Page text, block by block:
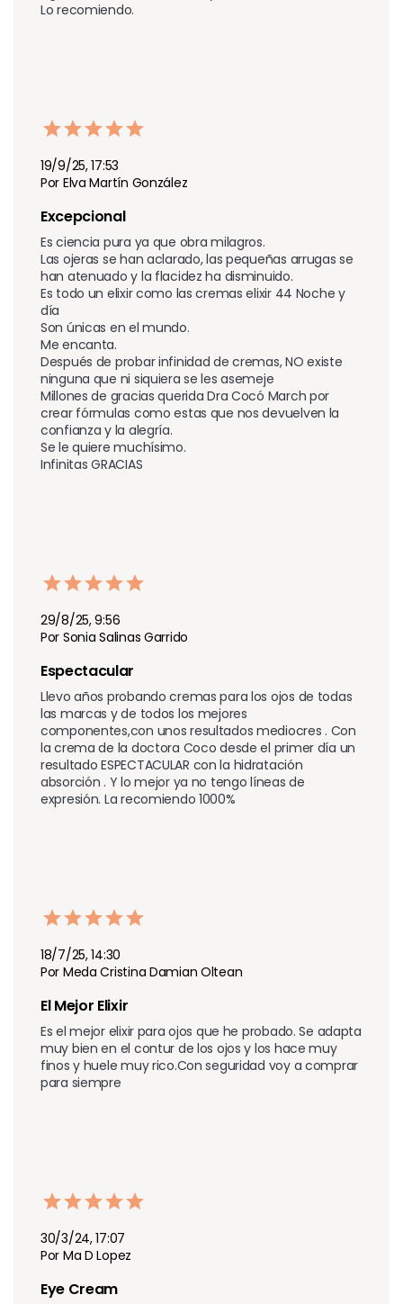
Lo recomiendo.
19/9/25, 17:53
Por Elva Martín González
Excepcional
Es ciencia pura ya que obra milagros.
Las ojeras se han aclarado, las pequeñas arrugas se
han atenuado y la flacidez ha disminuido.
Es todo un elixir como las cremas elixir 44 Noche y
día
Son únicas en el mundo.
Me encanta.
Después de probar infinidad de cremas, NO existe
ninguna que ni siquiera se les asemeje
Millones de gracias querida Dra Cocó March por
crear fórmulas como estas que nos devuelven la
confianza y la alegría.
Se le quiere muchísimo.
Infinitas GRACIAS
29/8/25, 9:56
Por Sonia Salinas Garrido
Espectacular
Llevo años probando cremas para los ojos de todas
las marcas y de todos los mejores
componentes,con unos resultados mediocres . Con
la crema de la doctora Coco desde el primer día un
resultado ESPECTACULAR con la hidratación
absorción . Y lo mejor ya no tengo líneas de
expresión. La recomiendo 1000%
18/7/25, 14:30
Por Meda Cristina Damian Oltean
El Mejor Elixir
Es el mejor elixir para ojos que he probado. Se adapta
muy bien en el contur de los ojos y los hace muy
finos y huele muy rico.Con seguridad voy a comprar
para siempre
30/3/24, 17:07
Por Ma D Lopez
Eye Cream